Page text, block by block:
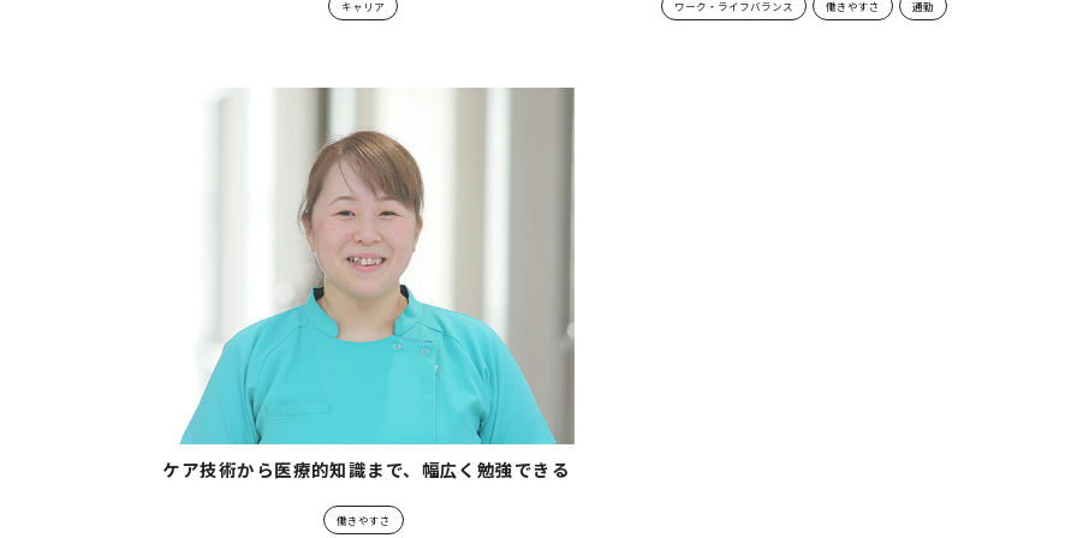
キャリア ワーク・ライフバランス 働きやすさ 通勤
ケア技術から医療的知識まで、幅広く勉強できる
働きやすさ